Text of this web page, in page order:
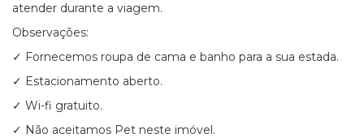
atender durante a viagem.
Observações:
✓ Fornecemos roupa de cama e banho para a sua estada.
✓ Estacionamento aberto.
✓ Wi-fi gratuito.
✓ Não aceitamos Pet neste imóvel.